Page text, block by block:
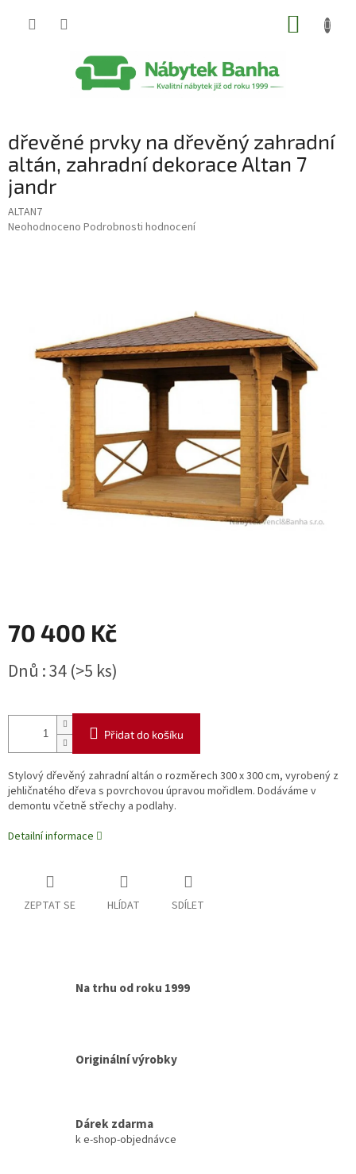
dřevěné prvky na dřevěný zahradní
altán, zahradní dekorace Altan 7
jandr
ALTAN7
Průměrné
Neohodnoceno Podrobnosti hodnocení
70 400 Kč
cena:
Dnů : 34(>5 ks)
Přidat do košíku
Stylový dřevěný zahradní altán o rozměrech 300 x 300 cm, vyrobený z
jehličnatého dřeva s povrchovou úpravou mořidlem. Dodáváme v
demontu včetně střechy a podlahy.
Detailní informace
ZEPTAT SE HLÍDAT SDÍLET
Na trhu od roku 1999
Originální výrobky
Dárek zdarma
k e-shop-objednávce